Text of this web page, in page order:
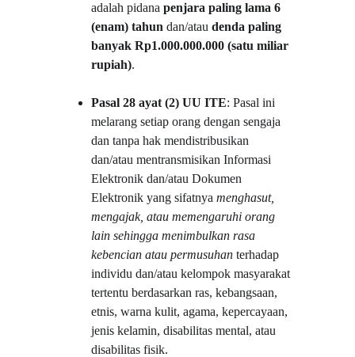
adalah pidana penjara paling lama 6
(enam) tahun dan/atau denda paling
banyak Rp1.000.000.000 (satu miliar
rupiah).
Pasal 28 ayat (2) UU ITE: Pasal ini
melarang setiap orang dengan sengaja
dan tanpa hak mendistribusikan
dan/atau mentransmisikan Informasi
Elektronik dan/atau Dokumen
Elektronik yang sifatnya menghasut,
mengajak, atau memengaruhi orang
lain sehingga menimbulkan rasa
kebencian atau permusuhan terhadap
individu dan/atau kelompok masyarakat
tertentu berdasarkan ras, kebangsaan,
etnis, warna kulit, agama, kepercayaan,
jenis kelamin, disabilitas mental, atau
disabilitas fisik.